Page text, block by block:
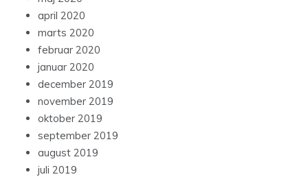
april 2020
marts 2020
februar 2020
januar 2020
december 2019
november 2019
oktober 2019
september 2019
august 2019
juli 2019